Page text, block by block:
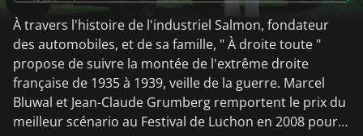
À travers l'histoire de l'industriel Salmon, fondateur
des automobiles, et de sa famille, " À droite toute "
propose de suivre la montée de l'extrême droite
française de 1935 à 1939, veille de la guerre. Marcel
Bluwal et Jean-Claude Grumberg remportent le prix du
meilleur scénario au Festival de Luchon en 2008 pour